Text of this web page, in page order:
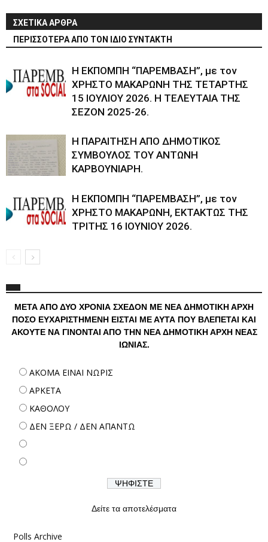
ΣΧΕΤΙΚΑ ΑΡΘΡΑ
ΠΕΡΙΣΣΟΤΕΡΑ ΑΠΟ ΤΟΝ ΙΔΙΟ ΣΥΝΤΑΚΤΗ
Η ΕΚΠΟΜΠΗ “ΠΑΡΕΜΒΑΣΗ”, με τον
ΧΡΗΣΤΟ ΜΑΚΑΡΩΝΗ ΤΗΣ ΤΕΤΑΡΤΗΣ
15 ΙΟΥΛΙΟΥ 2026. Η ΤΕΛΕΥΤΑΙΑ ΤΗΣ
ΣΕΖΟΝ 2025-26.
Η ΠΑΡΑΙΤΗΣΗ ΑΠΟ ΔΗΜΟΤΙΚΟΣ
ΣΥΜΒΟΥΛΟΣ ΤΟΥ ΑΝΤΩΝΗ
ΚΑΡΒΟΥΝΙΑΡΗ.
Η ΕΚΠΟΜΠΗ “ΠΑΡΕΜΒΑΣΗ”, με τον
ΧΡΗΣΤΟ ΜΑΚΑΡΩΝΗ, ΕΚΤΑΚΤΩΣ ΤΗΣ
ΤΡΙΤΗΣ 16 ΙΟΥΝΙΟΥ 2026.
ΜΕΤΑ ΑΠΟ ΔΥΟ ΧΡΟΝΙΑ ΣΧΕΔΟΝ ΜΕ ΝΕΑ ΔΗΜΟΤΙΚΗ ΑΡΧΗ
ΠΟΣΟ ΕΥΧΑΡΙΣΤΗΜΕΝΗ ΕΙΣΤΑΙ ΜΕ ΑΥΤΑ ΠΟΥ ΒΛΕΠΕΤΑΙ ΚΑΙ
ΑΚΟΥΤΕ ΝΑ ΓΙΝΟΝΤΑΙ ΑΠΟ ΤΗΝ ΝΕΑ ΔΗΜΟΤΙΚΗ ΑΡΧΗ ΝΕΑΣ
ΙΩΝΙΑΣ.
ΑΚΟΜΑ ΕΙΝΑΙ ΝΩΡΙΣ
ΑΡΚΕΤΑ
ΚΑΘΟΛΟΥ
ΔΕΝ ΞΕΡΩ / ΔΕΝ ΑΠΑΝΤΩ
Δείτε τα αποτελέσματα
Polls Archive